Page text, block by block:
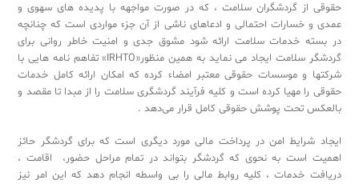
حقوقی از گردشگران سلامت ، که در صورت مواجهه با پدیده های سهوی و
عمدی و خسارات احتمالی و ادعاهای ناشی از آن جزء مواردی است که چنانچه
در بسته خدمات سلامت ارائه شود مشوق جدی و امنیت خاطر روانی برای
گردشگر سلامت ایجاد می نماید به همین منظور«IRHTO» تفاهم نامه هایی با
شرکتها و موسسات حقوقی معتبر امضاء کرده که امکان ارائه کامل خدمات
حقوقی را مهیا کرده است و کلیه فرآیند گردشگری سلامت را از مبدا تا مقصد و
بالعکس تحت پوشش حقوقی کامل قرار می‌دهد .
ایجاد شرایط امن در پرداخت مالی مورد دیگری است که برای گردشگر حائز
اهمیت است به نحوی که گردشگر بتواند در تمام مراحل حضور، اقامت ،
دریافت خدمات ، کلیه روابط مالی را بی واسطه انجام دهد که این امر نیز